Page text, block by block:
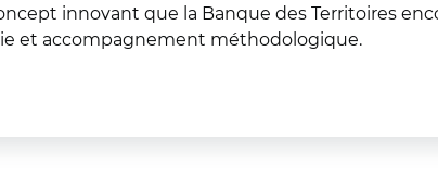
innovant que la Banque des Territoires
et accompagnement méthodologique.